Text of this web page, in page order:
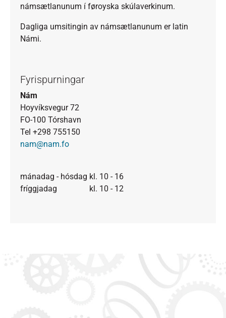
námsætlanunum í føroyska skúlaverkinum.
Dagliga umsitingin av námsætlanunum er latin
Námi.
Fyrispurningar
Nám
Hoyvíksvegur 72
FO-100 Tórshavn
Tel +298 755150
nam@nam.fo
mánadag - hósdag kl. 10 - 16
fríggjadag kl. 10 - 12